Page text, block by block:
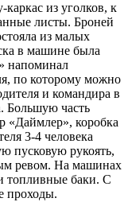
каркас из уголков, к
листы. Броней
из малых
в машине была
напоминал
по которому можно
и командира в
Большую часть
«Даймлер», коробка
3-4 человека
пусковую рукоять,
ревом. На машинах
топливные баки. С
проходы.